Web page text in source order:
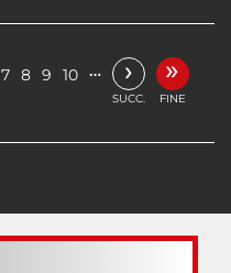
7 8 9 10 … ›
SUCC.
»
FINE